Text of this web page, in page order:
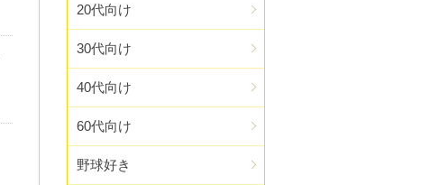
20代向け
30代向け
40代向け
60代向け
野球好き